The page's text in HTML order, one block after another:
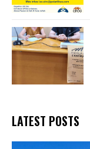
LATEST POSTS